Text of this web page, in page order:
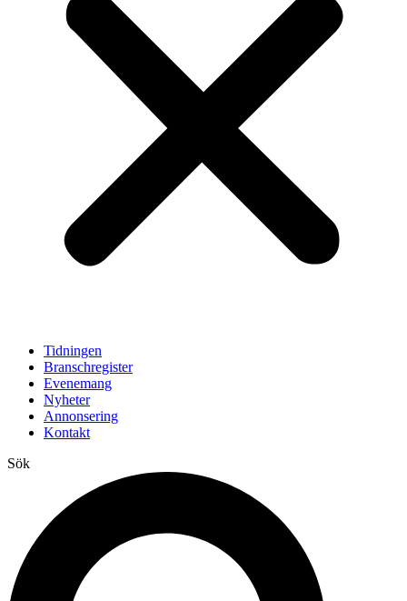
Tidningen
Branschregister
Evenemang
Nyheter
Annonsering
Kontakt
Sök